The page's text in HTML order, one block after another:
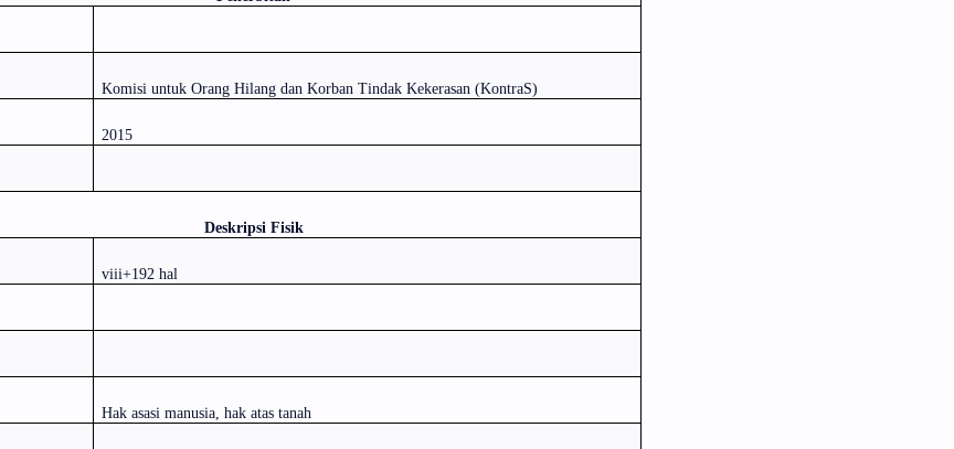
Komisi untuk Orang Hilang dan Korban Tindak Kekerasan (KontraS)
2015
Deskripsi Fisik
viii+192 hal
Hak asasi manusia, hak atas tanah